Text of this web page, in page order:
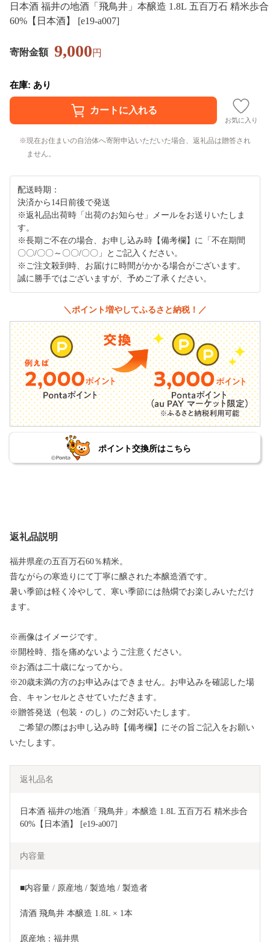
日本酒 福井の地酒「飛鳥井」本醸造 1.8L 五百万石 精米歩合
60%【日本酒】 [e19-a007]
寄附金額 9,000円
在庫: あり
お気に入り
現在お住まいの自治体へ寄附申込いただいた場合、返礼品は贈答され
ません。
配送時期：
決済から14日前後で発送
※返礼品出荷時「出荷のお知らせ」メールをお送りいたしま
す。
※長期ご不在の場合、お申し込み時【備考欄】に「不在期間
〇〇/〇〇～〇〇/〇〇」とご記入ください。
※ご注文殺到時、お届けに時間がかかる場合がございます。
誠に勝手ではございますが、予めご了承ください。
＼ポイント増やしてふるさと納税！／
ポイント交換所はこちら
返礼品説明
福井県産の五百万石60％精米。
昔ながらの寒造りにて丁寧に醸された本醸造酒です。
暑い季節は軽く冷やして、寒い季節には熱燗でお楽しみいただけ
ます。
※画像はイメージです。
※開栓時、指を痛めないようご注意ください。
※お酒は二十歳になってから。
※20歳未満の方のお申込みはできません。お申込みを確認した場
合、キャンセルとさせていただきます。
※贈答発送（包装・のし）のご対応いたします。
ご希望の際はお申し込み時【備考欄】にその旨ご記入をお願い
いたします。
返礼品名
日本酒 福井の地酒「飛鳥井」本醸造 1.8L 五百万石 精米歩合
60%【日本酒】 [e19-a007]
内容量
■内容量 / 原産地 / 製造地 / 製造者
清酒 飛鳥井 本醸造 1.8L × 1本
原産地：福井県